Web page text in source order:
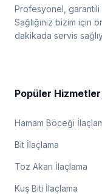
Profesyonel, garantili
Sağlığınız bizim için
dakikada servis
Popüler Hizmetler
Hamam Böceği
Bit İlaçlama
Toz Akarı İlaçlama
Kuş Biti İlaçlama